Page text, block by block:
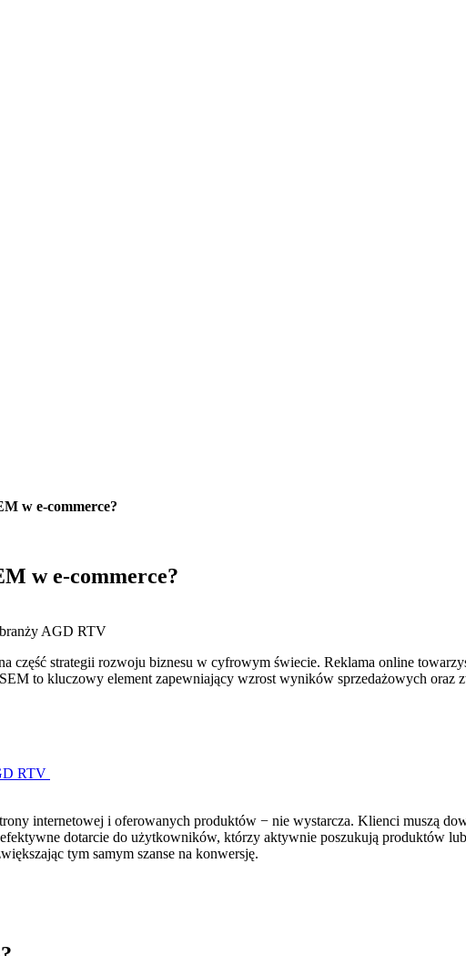
w e-commerce?
w e-commerce?
część strategii rozwoju biznesu w cyfrowym świecie. Reklama online
to kluczowy element zapewniający wzrost wyników sprzedażowych oraz
RTV
internetowej i oferowanych produktów − nie wystarcza. Klienci muszą
dotarcie do użytkowników, którzy aktywnie poszukują produktów
tym samym szanse na konwersję.